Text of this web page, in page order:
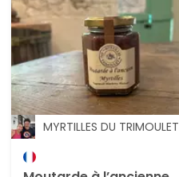
MYRTILLES DU TRIMOULET